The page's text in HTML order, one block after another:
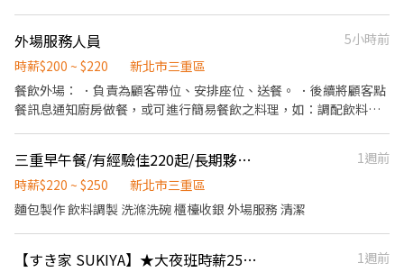
外場服務人員
5小時前
時薪$200 ~ $220
新北市三重區
餐飲外場： ．負責為顧客帶位、安排座位、送餐。 ．後續將顧客點
餐訊息通知廚房做餐，或可進行簡易餐飲之料理，如：調配飲料
三重早午餐/有經驗佳220起/長期夥伴/長期計時/短期勿試/
1週前
時薪$220 ~ $250
新北市三重區
麵包製作 飲料調製 洗滌洗碗 櫃檯收銀 外場服務 清潔
【すき家 SUKIYA】★大夜班時薪258元起(含全勤加津貼)★菜寮店
1週前